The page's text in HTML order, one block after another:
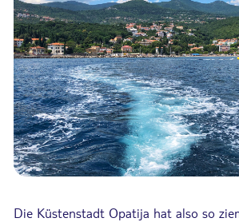
Die Küstenstadt Opatija hat also so